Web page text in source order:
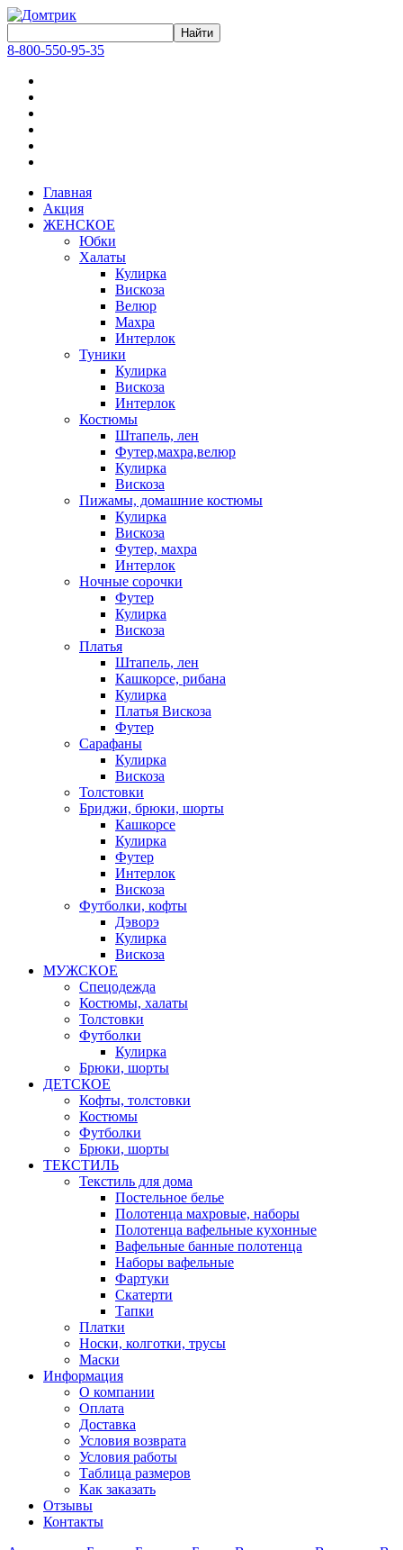
8-800-550-95-35
Главная
Акция
ЖЕНСКОЕ
Юбки
Халаты
Кулирка
Вискоза
Велюр
Махра
Интерлок
Туники
Кулирка
Вискоза
Интерлок
Костюмы
Штапель, лен
Футер,махра,велюр
Кулирка
Вискоза
Пижамы, домашние костюмы
Кулирка
Вискоза
Футер, махра
Интерлок
Ночные сорочки
Футер
Кулирка
Вискоза
Платья
Штапель, лен
Кашкорсе, рибана
Кулирка
Платья Вискоза
Футер
Сарафаны
Кулирка
Вискоза
Толстовки
Бриджи, брюки, шорты
Кашкорсе
Кулирка
Футер
Интерлок
Вискоза
Футболки, кофты
Дэворэ
Кулирка
Вискоза
МУЖСКОЕ
Спецодежда
Костюмы, халаты
Толстовки
Футболки
Кулирка
Брюки, шорты
ДЕТСКОЕ
Кофты, толстовки
Костюмы
Футболки
Брюки, шорты
ТЕКСТИЛЬ
Текстиль для дома
Постельное белье
Полотенца махровые, наборы
Полотенца вафельные кухонные
Вафельные банные полотенца
Наборы вафельные
Фартуки
Скатерти
Тапки
Платки
Носки, колготки, трусы
Маски
Информация
О компании
Оплата
Доставка
Условия возврата
Условия работы
Таблица размеров
Как заказать
Отзывы
Контакты